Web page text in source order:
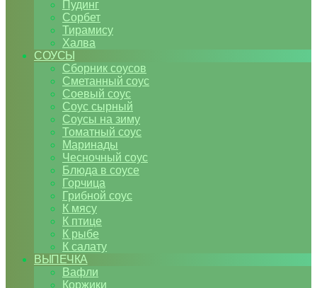
Пудинг
Сорбет
Тирамису
Халва
СОУСЫ
Сборник соусов
Сметанный соус
Соевый соус
Соус сырный
Соусы на зиму
Томатный соус
Маринады
Чесночный соус
Блюда в соусе
Горчица
Грибной соус
К мясу
К птице
К рыбе
К салату
ВЫПЕЧКА
Вафли
Коржики